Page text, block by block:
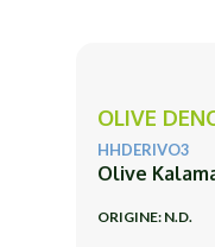
OLIVE
HHDERIVO3
Olive
ORIGINE: N.D.